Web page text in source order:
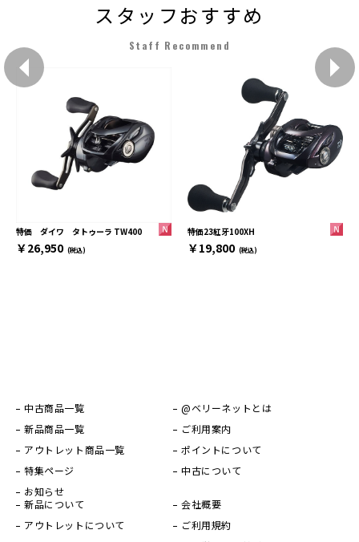
スタッフおすすめ
Staff Recommend
特価 ダイワ タトゥーラ TW400
￥26,950 (税込)
特価23紅牙100XH
￥19,800 (税込)
中古商品一覧
新品商品一覧
アウトレット商品一覧
特集ページ
お知らせ
@ベリーネットとは
ご利用案内
ポイントについて
中古について
新品について
アウトレットについて
会社概要
ご利用規約